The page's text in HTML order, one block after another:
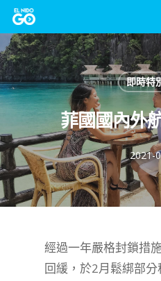
Skip
to
main
content
即時特
菲國國內外
2021-
經過一年嚴格封鎖措
回緩，於2月鬆綁部